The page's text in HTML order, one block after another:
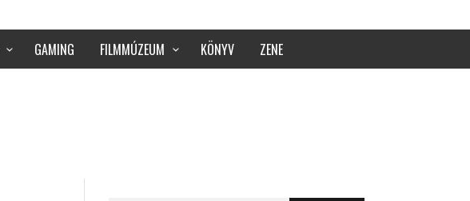
GAMING FILMMÚZEUM KÖNYV ZENE